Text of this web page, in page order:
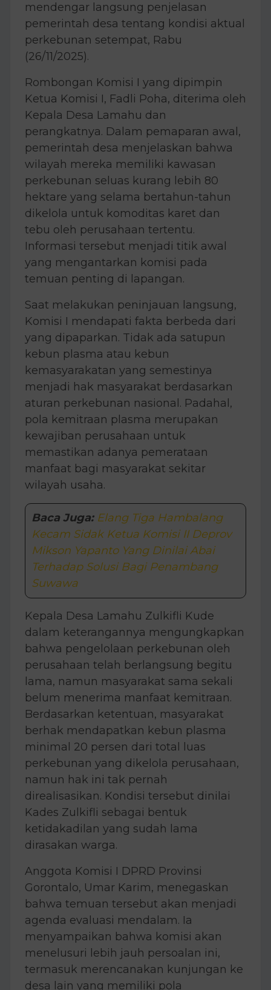
mendengar langsung penjelasan
pemerintah desa tentang kondisi aktual
perkebunan setempat, Rabu
(26/11/2025).
Rombongan Komisi I yang dipimpin
Ketua Komisi I, Fadli Poha, diterima oleh
Kepala Desa Lamahu dan
perangkatnya. Dalam pemaparan awal,
pemerintah desa menjelaskan bahwa
wilayah mereka memiliki kawasan
perkebunan seluas kurang lebih 80
hektare yang selama bertahun-tahun
dikelola untuk komoditas karet dan
tebu oleh perusahaan tertentu.
Informasi tersebut menjadi titik awal
yang mengantarkan komisi pada
temuan penting di lapangan.
Saat melakukan peninjauan langsung,
Komisi I mendapati fakta berbeda dari
yang dipaparkan. Tidak ada satupun
kebun plasma atau kebun
kemasyarakatan yang semestinya
menjadi hak masyarakat berdasarkan
aturan perkebunan nasional. Padahal,
pola kemitraan plasma merupakan
kewajiban perusahaan untuk
memastikan adanya pemerataan
manfaat bagi masyarakat sekitar
wilayah usaha.
Baca Juga: Elang Tiga Hambalang
Kecam Sidak Ketua Komisi II Deprov
Mikson Yapanto Yang Dinilai Abai
Terhadap Solusi Bagi Penambang
Suwawa
Kepala Desa Lamahu Zulkifli Kude
dalam keterangannya mengungkapkan
bahwa pengelolaan perkebunan oleh
perusahaan telah berlangsung begitu
lama, namun masyarakat sama sekali
belum menerima manfaat kemitraan.
Berdasarkan ketentuan, masyarakat
berhak mendapatkan kebun plasma
minimal 20 persen dari total luas
perkebunan yang dikelola perusahaan,
namun hak ini tak pernah
direalisasikan. Kondisi tersebut dinilai
Kades Zulkifli sebagai bentuk
ketidakadilan yang sudah lama
dirasakan warga.
Anggota Komisi I DPRD Provinsi
Gorontalo, Umar Karim, menegaskan
bahwa temuan tersebut akan menjadi
agenda evaluasi mendalam. Ia
menyampaikan bahwa komisi akan
menelusuri lebih jauh persoalan ini,
termasuk merencanakan kunjungan ke
desa lain yang memiliki pola